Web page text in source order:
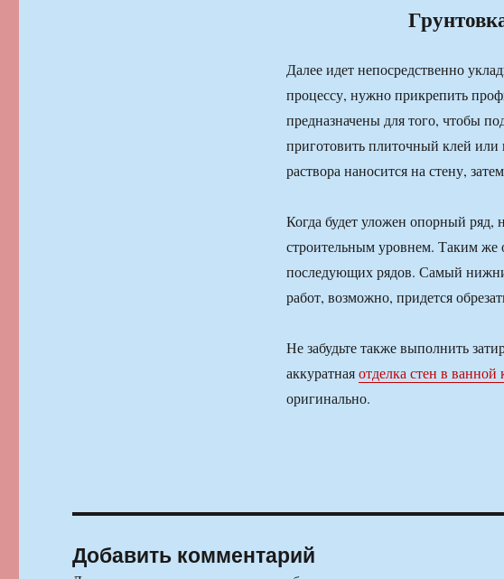
Далее идет непосредственно
процессу, нужно прикрепить
предназначены для того, чтобы
приготовить плиточный клей
раствора наносится на стену,
Когда будет уложен опорный ряд,
строительным уровнем. Таким же
последующих рядов. Самый
работ, возможно, придется
Не забудьте также выполнить
аккуратнаяотделка стен в ванной
оригинально.
Добавить комментарий